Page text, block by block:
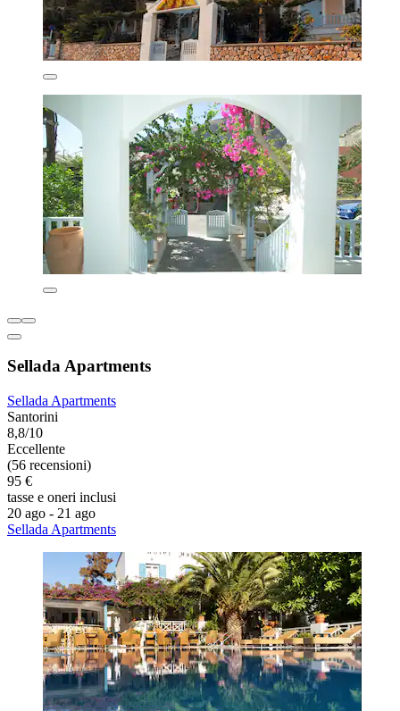
Sellada Apartments
Sellada Apartments
Santorini
8,8/10
Eccellente
(56 recensioni)
95 €
tasse e oneri inclusi
20 ago - 21 ago
Sellada Apartments